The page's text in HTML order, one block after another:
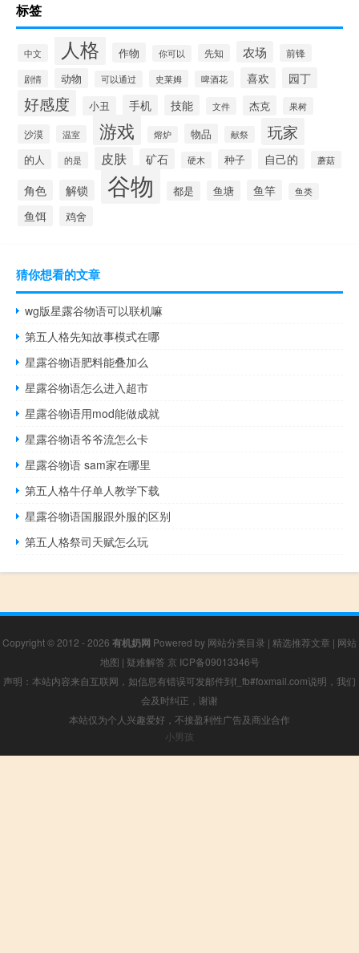
标签
中文 人格 作物 你可以 先知 农场
前锋
剧情
动物 可以通过 史莱姆 啤酒花 喜欢 园丁
好感度 小丑 手机 技能 文件 杰克 果树
沙漠 温室 游戏 熔炉 物品 献祭 玩家
的人 的是 皮肤 矿石 硬木 种子 自己的 蘑菇
角色 解锁 谷物 都是 鱼塘 鱼竿 鱼类
鱼饵 鸡舍
猜你想看的文章
wg版星露谷物语可以联机嘛
第五人格先知故事模式在哪
星露谷物语肥料能叠加么
星露谷物语怎么进入超市
星露谷物语用mod能做成就
星露谷物语爷爷流怎么卡
星露谷物语 sam家在哪里
第五人格牛仔单人教学下载
星露谷物语国服跟外服的区别
第五人格祭司天赋怎么玩
Copyright © 2012 - 2026 有机奶网 Powered by 网站分类目录 | 精选推荐文章 | 网站
地图 | 疑难解答 京 ICP备09013346号
声明：本站内容来自互联网，如信息有错误可发邮件到f_fb#foxmail.com说明，我们
会及时纠正，谢谢
本站仅为个人兴趣爱好，不接盈利性广告及商业合作
小男孩